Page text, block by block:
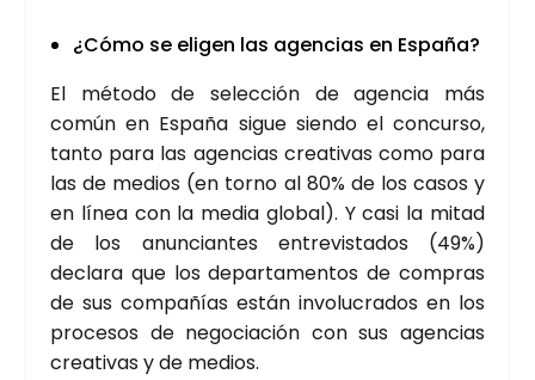
¿Cómo se eli­gen las agen­cias en Espa­ña?
El méto­do de selec­ción de agen­cia más
común en Espa­ña sigue sien­do el con­cur­so,
tan­to para las agen­cias crea­ti­vas como para
las de medios (en torno al 80% de los casos y
en línea con la media glo­bal). Y casi la mitad
de los anun­cian­tes entre­vis­ta­dos (49%)
decla­ra que los depar­ta­men­tos de com­pras
de sus com­pa­ñías están invo­lu­cra­dos en los
pro­ce­sos de nego­cia­ción con sus agen­cias
crea­ti­vas y de medios.